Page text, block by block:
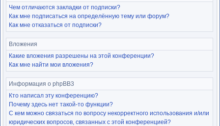
Чем отличаются закладки от подписки?
Как мне подписаться на определённую тему или форум?
Как мне отказаться от подписки?
Вложения
Какие вложения разрешены на этой конференции?
Как мне найти мои вложения?
Информация о phpBB3
Кто написал эту конференцию?
Почему здесь нет такой-то функции?
С кем можно связаться по вопросу некорректного использования и/или
юридических вопросов, связанных с этой конференцией?